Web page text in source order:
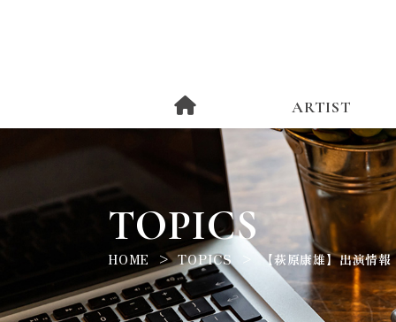
ARTIST
TOPICS
HOME TOPICS 【萩原康雄】出演情報